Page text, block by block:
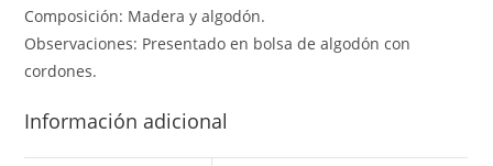
Composición: Madera y algodón.
Observaciones: Presentado en bolsa de algodón con
cordones.
Información adicional